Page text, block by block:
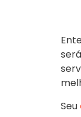
Seu